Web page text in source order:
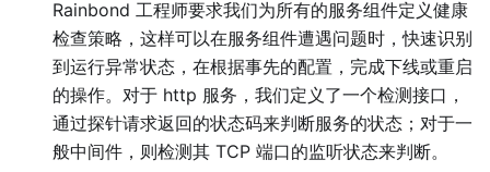
Rainbond 工程师要求我们为所有的服务组件定义健康
检查策略，这样可以在服务组件遭遇问题时，快速识别
到运行异常状态，在根据事先的配置，完成下线或重启
的操作。对于 http 服务，我们定义了一个检测接口，
通过探针请求返回的状态码来判断服务的状态；对于一
般中间件，则检测其 TCP 端口的监听状态来判断。